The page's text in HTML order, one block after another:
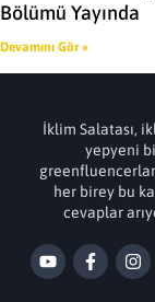
Bölümü Yayında
Devamını Gör »
İklim Salatası,
yepyeni
her birey bu
cevaplar